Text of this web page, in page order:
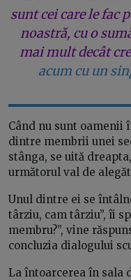
sunt cei care le fac
noastră, cu o
mai mult decât
acum cu un
Când nu sunt oamenii
dintre membrii unei
stânga, se uită
următorul val de
Unul dintre ei se
târziu, cam târziu”, îi
membru?”, vine
concluzia dialogului
La întoarcerea în sala